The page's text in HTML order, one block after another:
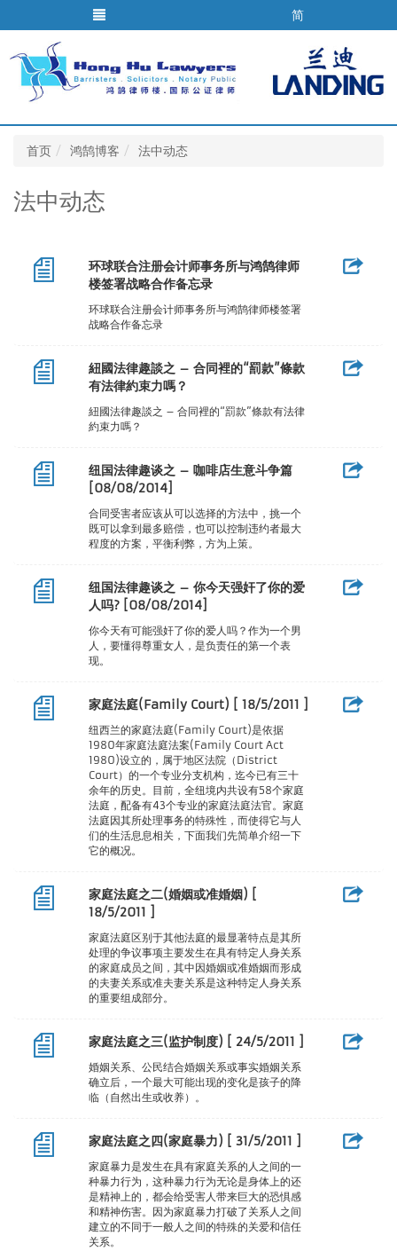
简
首页 鸿鹄博客 法中动态
法中动态
环球联合注册会计师事务所与鸿鹄律师
楼签署战略合作备忘录
环球联合注册会计师事务所与鸿鹄律师楼签署
战略合作备忘录
紐國法律趣談之 – 合同裡的“罰款”條款
有法律約束力嗎？
紐國法律趣談之 – 合同裡的“罰款”條款有法律
約束力嗎？
纽国法律趣谈之 – 咖啡店生意斗争篇
[08/08/2014]
合同受害者应该从可以选择的方法中，挑一个
既可以拿到最多赔偿，也可以控制违约者最大
程度的方案，平衡利弊，方为上策。
纽国法律趣谈之 – 你今天强奸了你的爱
人吗? [08/08/2014]
你今天有可能强奸了你的爱人吗？作为一个男
人，要懂得尊重女人，是负责任的第一个表
现。
家庭法庭(Family Court) [ 18/5/2011 ]
纽西兰的家庭法庭(Family Court)是依据
1980年家庭法庭法案(Family Court Act
1980)设立的，属于地区法院（District
Court）的一个专业分支机构，迄今已有三十
余年的历史。目前，全纽境内共设有58个家庭
法庭，配备有43个专业的家庭法庭法官。家庭
法庭因其所处理事务的特殊性，而使得它与人
们的生活息息相关，下面我们先简单介绍一下
它的概况。
家庭法庭之二(婚姻或准婚姻) [
18/5/2011 ]
家庭法庭区别于其他法庭的最显著特点是其所
处理的争议事项主要发生在具有特定人身关系
的家庭成员之间，其中因婚姻或准婚姻而形成
的夫妻关系或准夫妻关系是这种特定人身关系
的重要组成部分。
家庭法庭之三(监护制度) [ 24/5/2011 ]
婚姻关系、公民结合婚姻关系或事实婚姻关系
确立后，一个最大可能出现的变化是孩子的降
临（自然出生或收养）。
家庭法庭之四(家庭暴力) [ 31/5/2011 ]
家庭暴力是发生在具有家庭关系的人之间的一
种暴力行为，这种暴力行为无论是身体上的还
是精神上的，都会给受害人带来巨大的恐惧感
和精神伤害。因为家庭暴力打破了关系人之间
建立的不同于一般人之间的特殊的关爱和信任
关系。